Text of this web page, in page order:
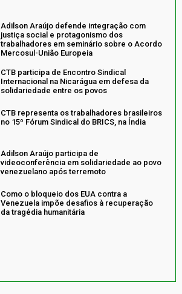
Adilson Araújo defende integração com
justiça social e protagonismo dos
trabalhadores em seminário sobre o Acordo
Mercosul-União Europeia
CTB participa de Encontro Sindical
Internacional na Nicarágua em defesa da
solidariedade entre os povos
CTB representa os trabalhadores brasileiros
no 15º Fórum Sindical do BRICS, na Índia
Adilson Araújo participa de
videoconferência em solidariedade ao povo
venezuelano após terremoto
Como o bloqueio dos EUA contra a
Venezuela impõe desafios à recuperação
da tragédia humanitária